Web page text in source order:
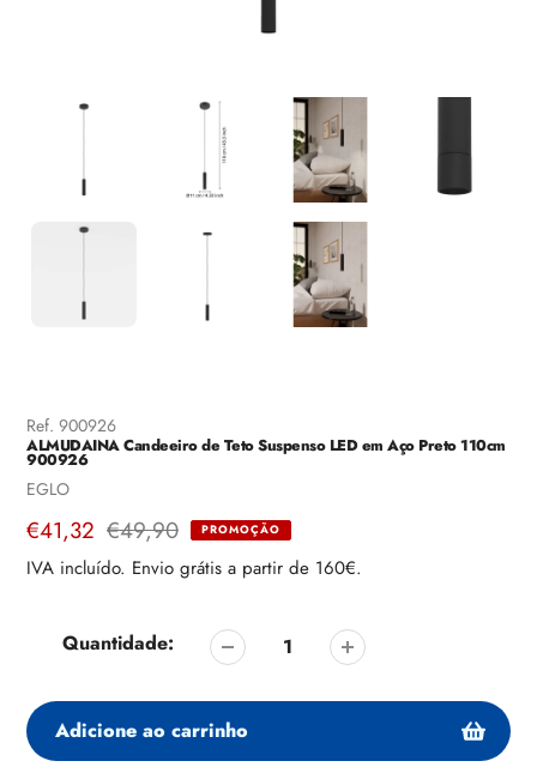
Ref. 900926
ALMUDAINA Candeeiro de Teto Suspenso LED em Aço Preto 110cm
900926
Fornecedor
EGLO
Preço
de
€41,32
Preço
regular
€49,90 PROMOÇÃO
IVA incluído. Envio grátis a partir de 160€.
Quantidade:
Adicione ao carrinho